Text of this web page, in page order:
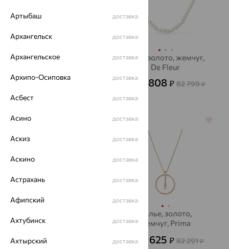
Бусы, золото, жемчуг,
12 377₽
Бусы, золото, жемчуг,
De Fleur
29 808 ₽ 82 799₽
64%
SOKOLOV
от 24 563
64%
Колье, золото,
жемчуг, Prima
от 29 625₽ 82 291₽
Артыбаш доставка
Архангельск доставка
Архангельское доставка
Архипо-Осиповка доставка
Асбест доставка
Асино доставка
Аскиз доставка
Аскино доставка
Астрахань доставка
Афипский доставка
Ахтубинск доставка
Ахтырский доставка